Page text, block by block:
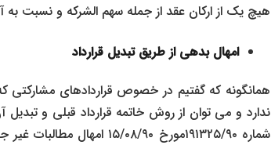
هیچ یک از ارکان عقد از جمله سهم الشرکه و نسبت
امهال بدهی از طریق تبدیل قرارداد
همانگونه که گفتیم در خصوص قراردادهای مشارکتی که
ندارد و می توان از روش خاتمه قرارداد قبلی و